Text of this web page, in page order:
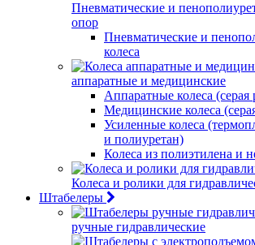
Пневматические и
опор
Пневматические и
колеса
аппаратные и медицинские
Аппаратные колеса (серая
Медицинские колеса
Усиленные колеса
и полиуретан)
Колеса из полиэтилена и
Колеса и ролики для
Штабелеры
ручные гидравлические